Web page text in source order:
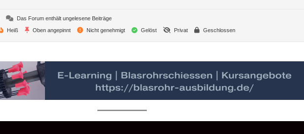
Das Forum enthält ungelesene Beiträge
Heiß Oben angepinnt Nicht genehmigt Gelöst Privat Geschlossen